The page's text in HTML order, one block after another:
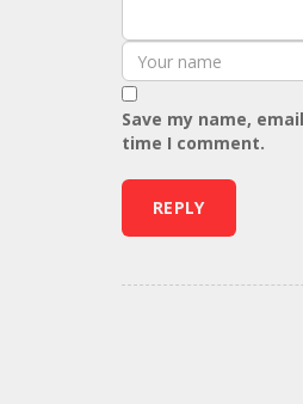
Save my name,
time I comment.